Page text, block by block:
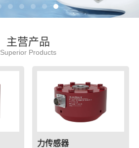
主营产品
Superior Products
力传感器